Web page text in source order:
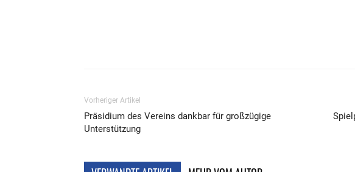
Vorheriger Artikel
Präsidium des Vereins dankbar für großzügige
Unterstützung